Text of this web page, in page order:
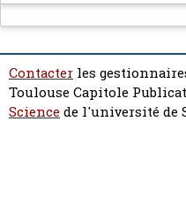
Contacter les
Toulouse Capitole
Sciencede l'université de